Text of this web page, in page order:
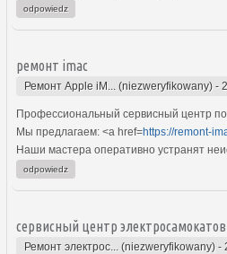
odpowiedz
ремонт imac
Ремонт Apple iM... (niezweryfikowany) -
Профессиональный сервисный центр
Мы предлагаем: <a href=https://remont-
Наши мастера оперативно устранят
odpowiedz
сервисный центр электросамокатов
Ремонт электрос... (niezweryfikowany) -